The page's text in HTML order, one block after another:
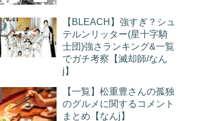
【BLEACH】強すぎ？シュ
テルンリッター(星十字騎
士団)強さランキング&一覧
でガチ考察【滅却師/なん
j】
【一覧】松重豊さんの孤独
のグルメに関するコメント
まとめ【なんj】